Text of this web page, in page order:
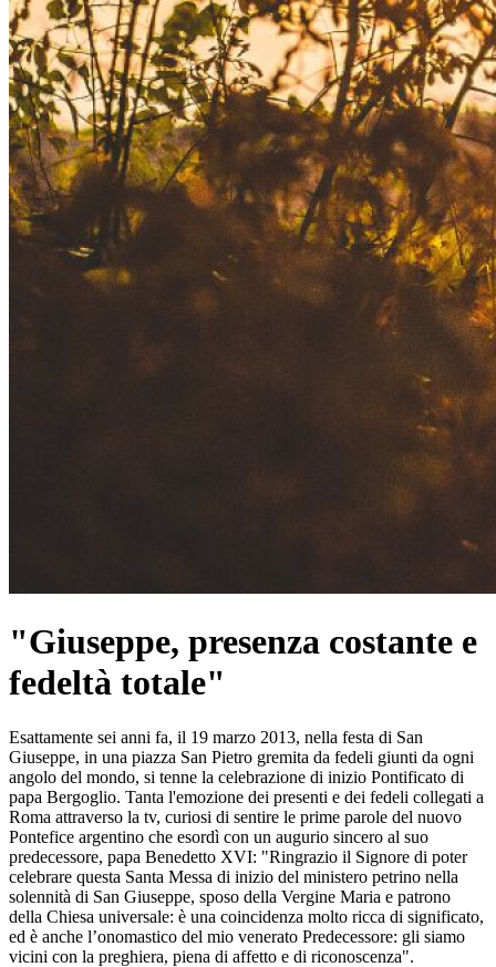
"Giuseppe, presenza costante e
fedeltà totale"
Esattamente sei anni fa, il 19 marzo 2013, nella festa di San
Giuseppe, in una piazza San Pietro gremita da fedeli giunti da ogni
angolo del mondo, si tenne la celebrazione di inizio Pontificato di
papa Bergoglio. Tanta l'emozione dei presenti e dei fedeli collegati a
Roma attraverso la tv, curiosi di sentire le prime parole del nuovo
Pontefice argentino che esordì con un augurio sincero al suo
predecessore, papa Benedetto XVI: "Ringrazio il Signore di poter
celebrare questa Santa Messa di inizio del ministero petrino nella
solennità di San Giuseppe, sposo della Vergine Maria e patrono
della Chiesa universale: è una coincidenza molto ricca di significato,
ed è anche l’onomastico del mio venerato Predecessore: gli siamo
vicini con la preghiera, piena di affetto e di riconoscenza".